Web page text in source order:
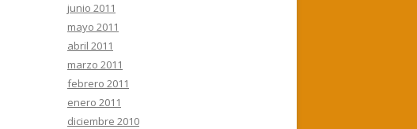
junio 2011
mayo 2011
abril 2011
marzo 2011
febrero 2011
enero 2011
diciembre 2010